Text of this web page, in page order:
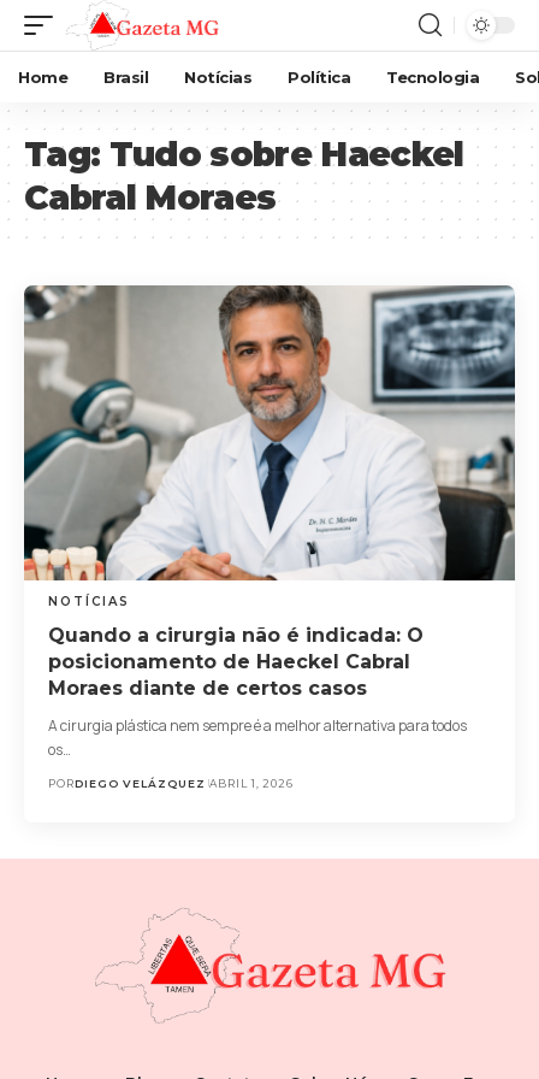
Home Brasil Notícias Política Tecnologia
Tag: Tudo sobre Haeckel
Cabral Moraes
NOTÍCIAS
Quando a cirurgia não é indicada: O
posicionamento de Haeckel Cabral
Moraes diante de certos casos
A cirurgia plástica nem sempre é a melhor alternativa para todos
os…
PORDIEGO VELÁZQUEZ ABRIL 1, 2026